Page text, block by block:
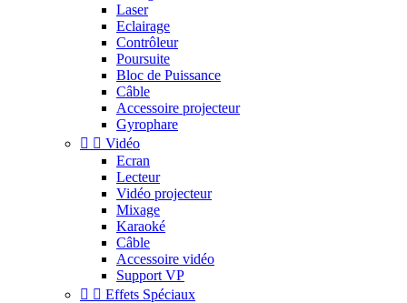
Laser
Eclairage
Contrôleur
Poursuite
Bloc de Puissance
Câble
Accessoire projecteur
Gyrophare
  Vidéo
Ecran
Lecteur
Vidéo projecteur
Mixage
Karaoké
Câble
Accessoire vidéo
Support VP
  Effets Spéciaux